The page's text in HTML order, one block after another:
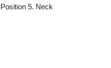
Position 5. Neck